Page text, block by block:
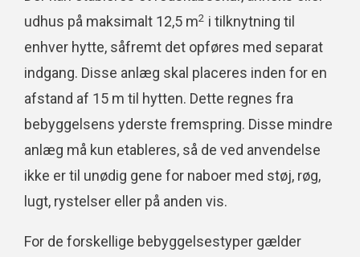
udhus på maksimalt 12,5 m2 i tilknytning til
enhver hytte, såfremt det opføres med separat
indgang. Disse anlæg skal placeres inden for en
afstand af 15 m til hytten. Dette regnes fra
bebyggelsens yderste fremspring. Disse mindre
anlæg må kun etableres, så de ved anvendelse
ikke er til unødig gene for naboer med støj, røg,
lugt, rystelser eller på anden vis.
For de forskellige bebyggelsestyper gælder